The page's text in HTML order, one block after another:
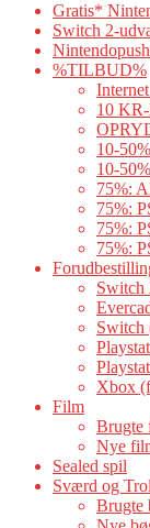
Gratis*
Switch 2-
%TILBUD%
10
10-
10-
75%:
75%:
75%:
75%:
Switch
Switch
Xbox
Film
Brugte
Nye
Sealed spil
Sværd og
Brugte